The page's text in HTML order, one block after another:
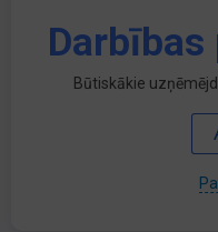
Būtiskākie